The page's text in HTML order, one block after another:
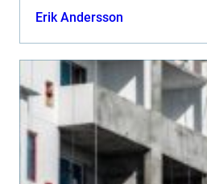
planeringen kännas krånglig:
Erik Andersson